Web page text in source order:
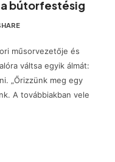
bútorfestésig
műsorvezetője és
váltsa egyik álmát:
„Őrizzünk meg egy
A továbbiakban vele